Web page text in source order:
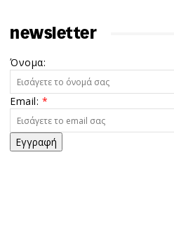
newsletter
Όνομα:
Email: *
Εγγραφή